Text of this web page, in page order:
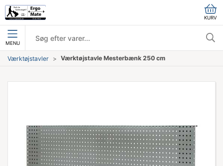
KURV
MENU
Værktøjstavler Værktøjstavle Mesterbænk 250 cm